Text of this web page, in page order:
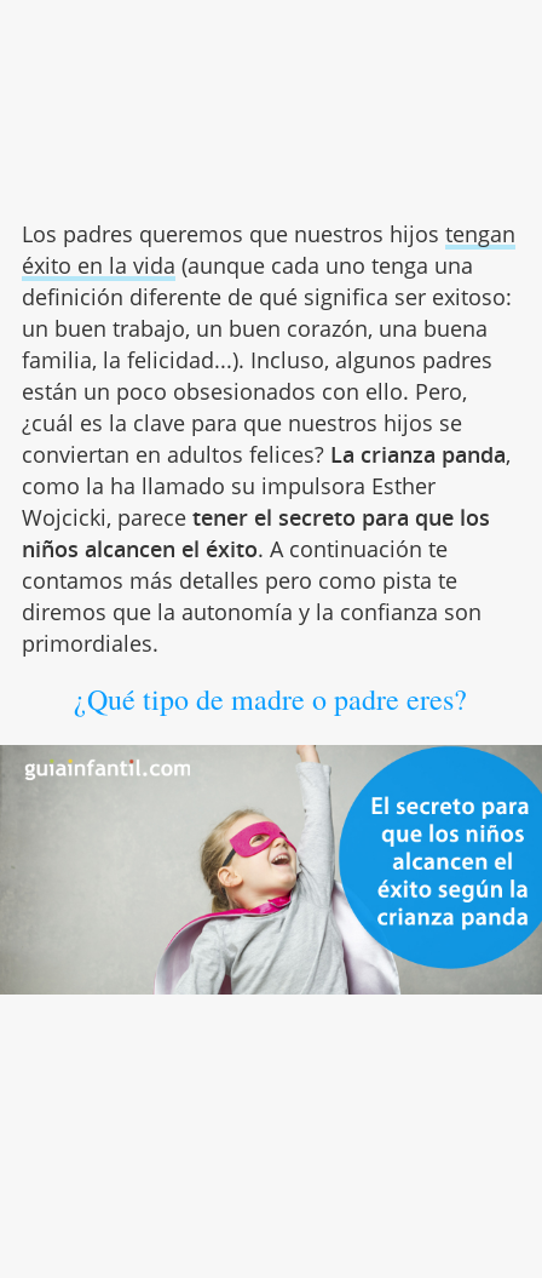
Los padres queremos que nuestros hijos tengan
éxito en la vida (aunque cada uno tenga una
definición diferente de qué significa ser exitoso:
un buen trabajo, un buen corazón, una buena
familia, la felicidad...). Incluso, algunos padres
están un poco obsesionados con ello. Pero,
¿cuál es la clave para que nuestros hijos se
conviertan en adultos felices? La crianza panda,
como la ha llamado su impulsora Esther
Wojcicki, parecetener el secreto para que los
niños alcancen el éxito. A continuación te
contamos más detalles pero como pista te
diremos que la autonomía y la confianza son
primordiales.
¿Qué tipo de madre o padre eres?